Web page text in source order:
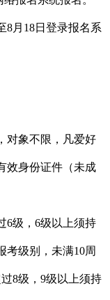
8月18日登录报名系
对象不限，凡爱好
效身份证件（未成
6级，6级以上须持
考级别，未满10周
8级，9级以上须持